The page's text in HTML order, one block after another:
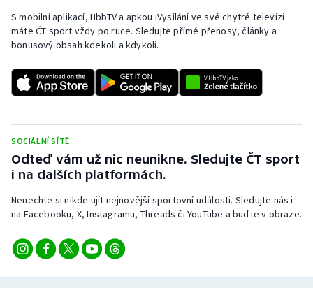
Rychlostní kanoistika
Short track
Sportovní střelba
Triatlon
Vodní slalom
Volejbal
S mobilní aplikací, HbbTV a apkou iVysílání ve své chytré televizi
máte ČT sport vždy po ruce. Sledujte přímé přenosy, články a
bonusový obsah kdekoli a kdykoli.
SOCIÁLNÍ SÍTĚ
Odteď vám už nic neunikne. Sledujte ČT sport
i na dalších platformách.
Nenechte si nikde ujít nejnovější sportovní události. Sledujte nás i
na Facebooku, X, Instagramu, Threads či YouTube a buďte v obraze.